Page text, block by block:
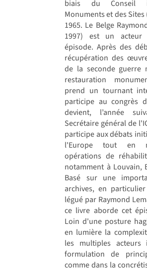
biais du Conseil
Monuments et des Sites
1965. Le Belge
1997) est un
épisode. Après des
récupération des
de la seconde guerre
restauration
prend un tournant
participe au congrès
devient, l’année
Secrétaire général de
participe aux débats
l'Europe tout en
opérations de
notamment à Louvain,
Basé sur une
archives, en
légué par Raymond
ce livre aborde cet
Loin d'une posture
en lumière la
les multiples acteurs
formulation de
comme dans la